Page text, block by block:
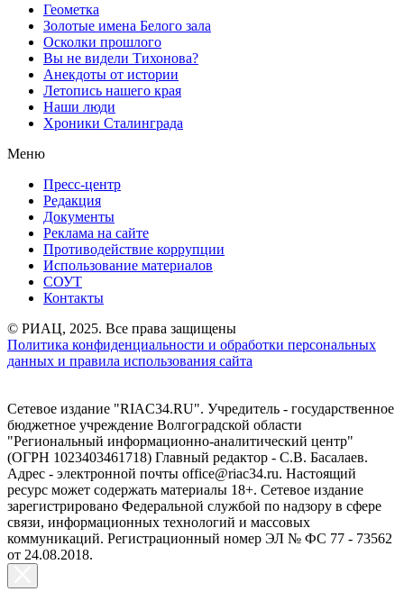
Геометка
Золотые имена Белого зала
Осколки прошлого
Вы не видели Тихонова?
Анекдоты от истории
Летопись нашего края
Наши люди
Хроники Сталинграда
Меню
Пресс-центр
Редакция
Документы
Реклама на сайте
Противодействие коррупции
Использование материалов
СОУТ
Контакты
© РИАЦ, 2025. Все права защищены
Политика конфиденциальности и обработки персональных
данных и правила использования сайта
Сетевое издание "RIAC34.RU". Учредитель - государственное
бюджетное учреждение Волгоградской области
"Региональный информационно-аналитический центр"
(ОГРН 1023403461718) Главный редактор - С.В. Басалаев.
Адрес - электронной почты office@riac34.ru. Настоящий
ресурс может содержать материалы 18+. Сетевое издание
зарегистрировано Федеральной службой по надзору в сфере
связи, информационных технологий и массовых
коммуникаций. Регистрационный номер ЭЛ № ФС 77 - 73562
от 24.08.2018.